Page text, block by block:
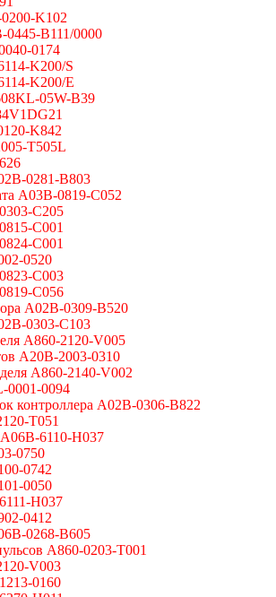
K102
0445-В111/0000
0174
K200/S
K200/E
05W-B39
K842
T505L
0281-B803
A03B-0819-C052
C205
C001
C001
0520
C003
C056
A02B-0309-B520
0303-C103
A860-2120-V005
A20B-2003-0310
A860-2140-V002
0001-0094
контроллера A02B-0306-B822
T051
6110-H037
0750
0742
0050
H037
0412
0268-B605
A860-0203-T001
V003
0160